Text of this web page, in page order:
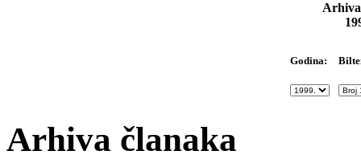
Godina:
Arhiva članaka